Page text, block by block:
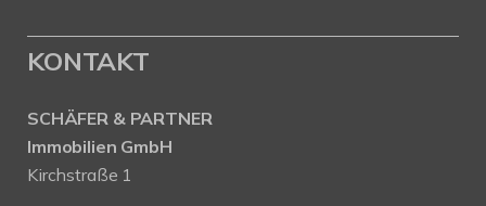
KONTAKT
SCHÄFER & PARTNER
Immobilien GmbH
Kirchstraße 1